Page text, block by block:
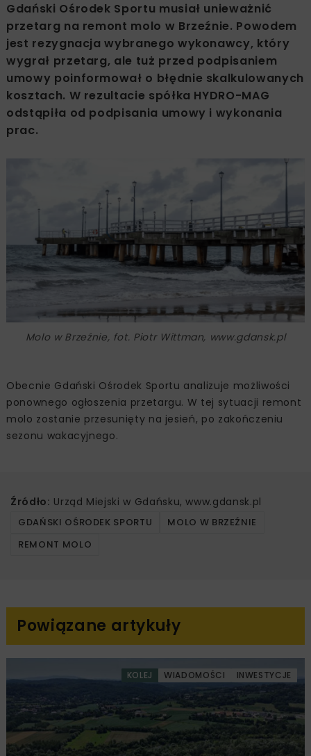
Gdański Ośrodek Sportu musiał unieważnić
przetarg na remont molo w Brzeźnie. Powodem
jest rezygnacja wybranego wykonawcy, który
wygrał przetarg, ale tuż przed podpisaniem
umowy poinformował o błędnie skalkulowanych
kosztach. W rezultacie spółka HYDRO-MAG
odstąpiła od podpisania umowy i wykonania
prac.
Molo w Brzeźnie, fot. Piotr Wittman, www.gdansk.pl
Obecnie Gdański Ośrodek Sportu analizuje możliwości
ponownego ogłoszenia przetargu. W tej sytuacji remont
molo zostanie przesunięty na jesień, po zakończeniu
sezonu wakacyjnego.
Źródło: Urząd Miejski w Gdańsku, www.gdansk.pl
GDAŃSKI OŚRODEK SPORTU
MOLO W BRZEŹNIE
REMONT MOLO
Powiązane artykuły
KOLEJ WIADOMOŚCI INWESTYCJE